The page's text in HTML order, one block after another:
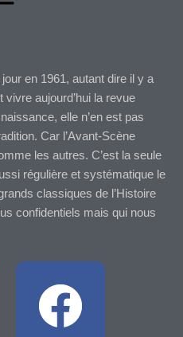
jour en 1961, autant dire il y a
vivre aujourd’hui la revue
elle n’en est pas
Car l’Avant-Scène
les autres. C’est la seule
régulière et systématique le
classiques de l’Histoire
confidentiels mais qui nous
F